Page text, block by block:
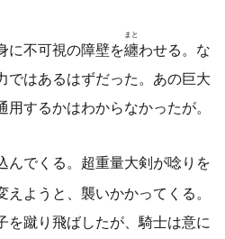
に不可視の障壁を纏
まと
わせる。な
ではあるはずだった。あの巨大
するかはわからなかったが。
でくる。超重量大剣が唸りを
えようと、襲いかかってくる。
を蹴り飛ばしたが、騎士は意に